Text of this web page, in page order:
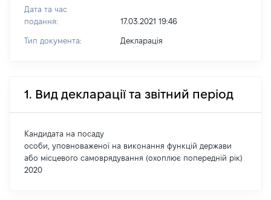
Дата та час
подання:
17.03.2021 19:46
Тип документа: Декларація
1. Вид декларації та звітний період
Кандидата на посаду
особи, уповноваженої на виконання функцій держави
або місцевого самоврядування (охоплює попередній рік)
2020